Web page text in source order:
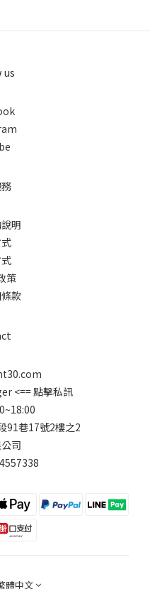
us
明
策
款
<== 點擊私訊
91巷17號2樓之2
司
體中文